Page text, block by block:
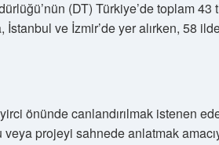
(DT) Türkiye’de toplam 43
İstanbul ve İzmir’de yer alırken, 58
önünde canlandırılmak istenen
projeyi sahnede anlatmak